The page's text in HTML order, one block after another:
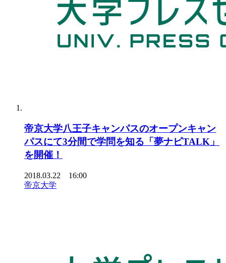
帝京大学八王子キャンパスのオープンキャン
パスにて3分間で学問を知る「夢ナビTALK」
を開催！
2018.03.22 16:00
帝京大学